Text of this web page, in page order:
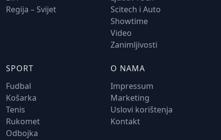
Regija – Svijet
Scitech i Auto
Showtime
Video
Zanimljivosti
SPORT
Fudbal
Košarka
Tenis
Rukomet
Odbojka
O NAMA
Impressum
Marketing
Uslovi korištenja
Kontakt